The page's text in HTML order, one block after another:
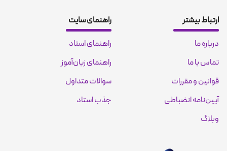
ارتباط بیشتر
درباره ما
تماس با ما
قوانین و مقررات
آیین‌نامه انضباطی
وبلاگ
راهنمای سایت
راهنمای استاد
راهنمای زبان‌آموز
سوالات متداول
جذب استاد